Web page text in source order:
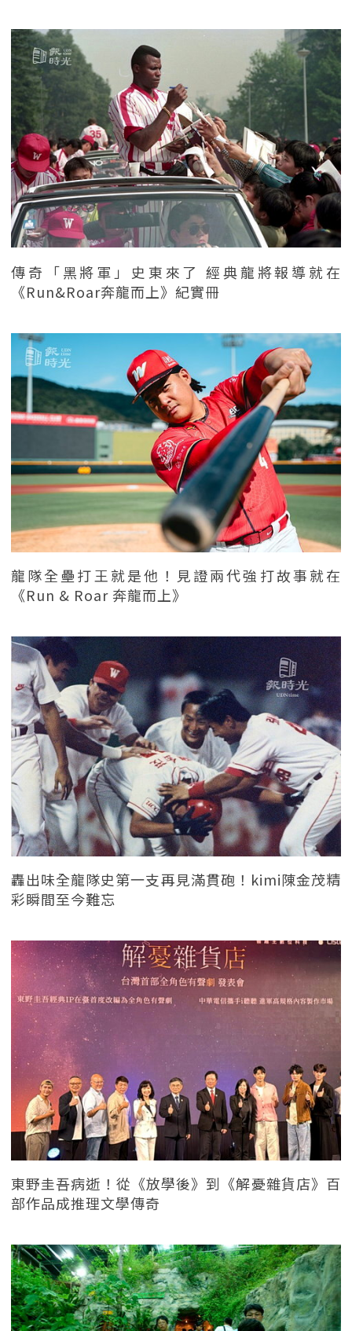
傳奇「黑將軍」史東來了 經典龍將報導就在
《Run&Roar奔龍而上》紀實冊
龍隊全壘打王就是他！見證兩代強打故事就在
《Run & Roar 奔龍而上》
轟出味全龍隊史第一支再見滿貫砲！kimi陳金茂精
彩瞬間至今難忘
東野圭吾病逝！從《放學後》到《解憂雜貨店》百
部作品成推理文學傳奇